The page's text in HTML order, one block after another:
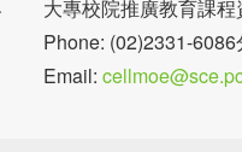
大專校院推廣教育課
Phone: (02)2331-
Email: